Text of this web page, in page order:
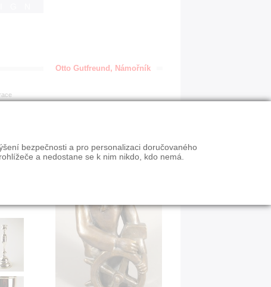
Otto Gutfreund, Námořník
bezpečnosti a pro personalizaci doručovaného
a nedostane se k nim nikdo, kdo nemá.